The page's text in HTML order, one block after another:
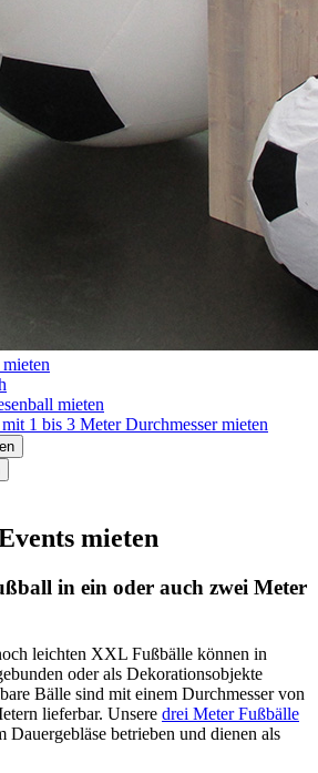
mieten
in ein oder auch zwei Meter
leichten XXL Fußbälle können in
oder als Dekorationsobjekte
Bälle sind mit einem Durchmesser von
lieferbar. Unsere drei Meter Fußbälle
Dauergebläse betrieben und dienen als